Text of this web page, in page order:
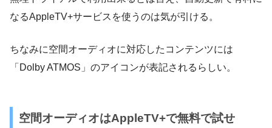
なるAppleTV+サービスを使うのは気が引ける。
ちなみに空間オーディオに対応したコンテンツには
「Dolby ATMOS」のアイコンが表記されるらしい。
空間オーディオはAppleTV+で無料で試せ